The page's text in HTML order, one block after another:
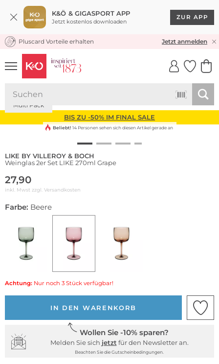
K&Ö & GIGASPORT APP
Jetzt kostenlos downloaden
ZUR APP
KOSTENLOSER VERSAND* & RÜCKVERSAND
Pluscard Vorteile erhalten Jetzt anmelden
UNSERE APP
CLICK &
BIS ZU -50% IM FINAL SALE
Multi Pack
Beliebt! 14 Personen sehen sich diesen Artikel gerade an
LIKE BY VILLEROY & BOCH
Weinglas 2er Set LIKE 270ml Grape
27,90
inkl. Mwst zzgl. Versandkosten
Farbe: Beere
Achtung: Nur noch 3 Stück verfügbar!
IN DEN WARENKORB
Wollen Sie -10% sparen?
Melden Sie sich jetzt für den Newsletter an.
Beachten Sie die Gutscheinbedingungen.